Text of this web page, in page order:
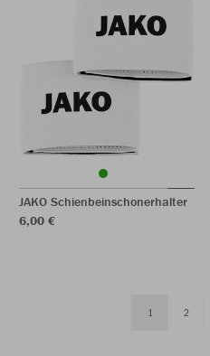
JAKO Schienbeinschonerhalter
6,00 €
1 2